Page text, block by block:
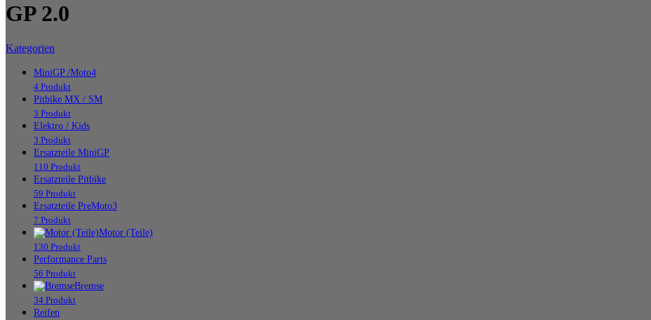
GP 2.0
Kategorien
MiniGP /Moto4
4 Produkt
Pitbike MX / SM
3 Produkt
Elektro / Kids
3 Produkt
Ersatzteile MiniGP
110 Produkt
Ersatzteile Pitbike
59 Produkt
Ersatzteile PreMoto3
7 Produkt
Motor (Teile)
130 Produkt
Performance Parts
56 Produkt
Bremse
34 Produkt
Reifen